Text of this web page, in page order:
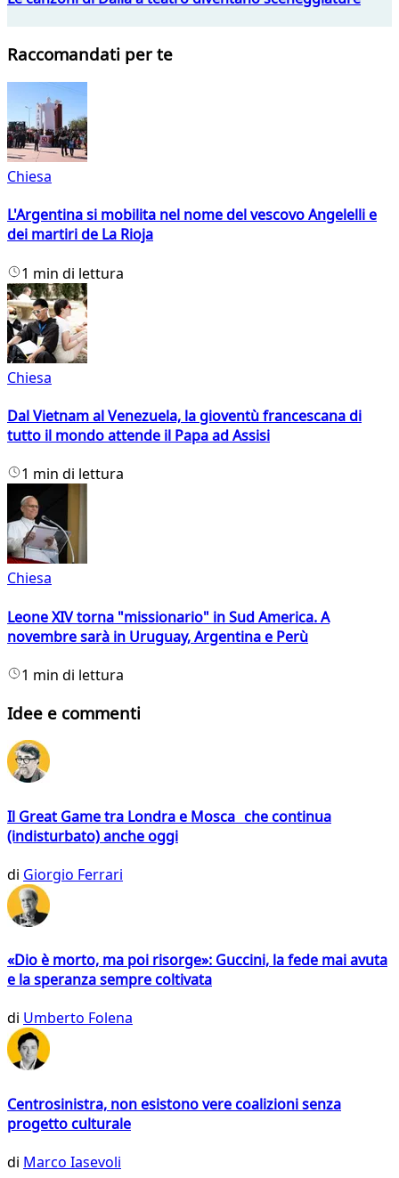
Raccomandati per te
Chiesa
L'Argentina si mobilita nel nome del vescovo Angelelli e
dei martiri de La Rioja
1 min di lettura
Chiesa
Dal Vietnam al Venezuela, la gioventù francescana di
tutto il mondo attende il Papa ad Assisi
1 min di lettura
Chiesa
Leone XIV torna "missionario" in Sud America. A
novembre sarà in Uruguay, Argentina e Perù
1 min di lettura
Idee e commenti
Il Great Game tra Londra e Mosca che continua
(indisturbato) anche oggi
di Giorgio Ferrari
«Dio è morto, ma poi risorge»: Guccini, la fede mai avuta
e la speranza sempre coltivata
di Umberto Folena
Centrosinistra, non esistono vere coalizioni senza
progetto culturale
di Marco Iasevoli